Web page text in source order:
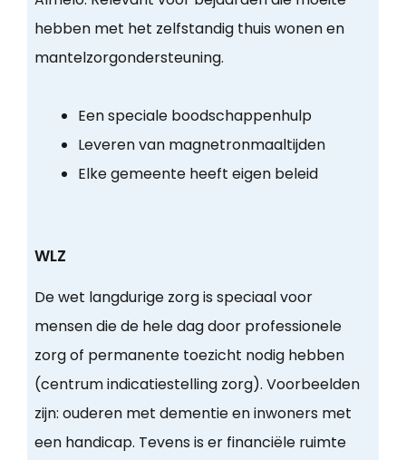
hebben met het zelfstandig thuis wonen en
mantelzorgondersteuning.
Een speciale boodschappenhulp
Leveren van magnetronmaaltijden
Elke gemeente heeft eigen beleid
WLZ
De wet langdurige zorg is speciaal voor
mensen die de hele dag door professionele
zorg of permanente toezicht nodig hebben
(centrum indicatiestelling zorg). Voorbeelden
zijn: ouderen met dementie en inwoners met
een handicap. Tevens is er financiële ruimte